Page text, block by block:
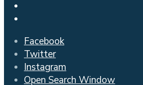
Facebook
Twitter
Instagram
Open Search Window